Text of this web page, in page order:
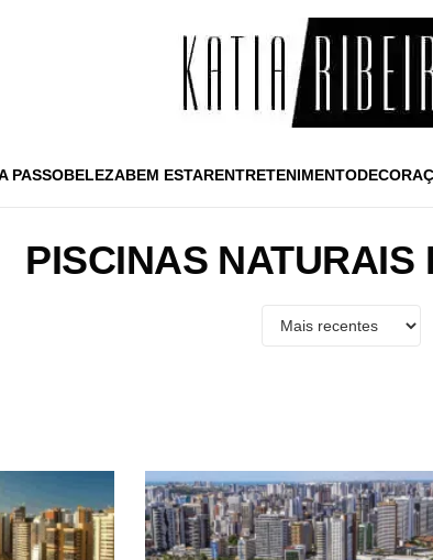
PASSOBELEZABEM ESTARENTRETENIMENTO
PISCINAS NATURAIS